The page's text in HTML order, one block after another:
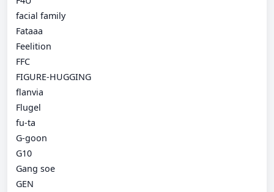
facial family
Fataaa
Feelition
FFC
FIGURE-HUGGING
flanvia
Flugel
fu-ta
G-goon
G10
Gang soe
GEN